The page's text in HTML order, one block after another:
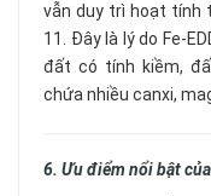
vẫn duy trì hoạt tính
11. Đây là lý do Fe-
đất có tính kiềm,
chứa nhiều canxi,
6. Ưu điểm nổi bật của